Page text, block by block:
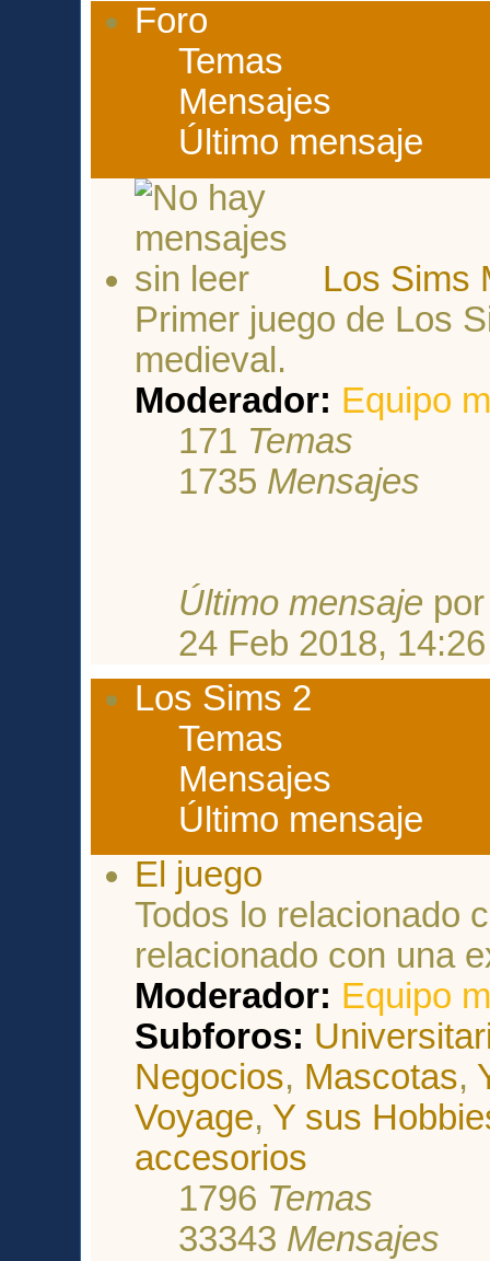
Foro
Temas
Mensajes
Último mensaje
Los Sims
Primer juego de Los
medieval.
Moderador: Equipo
171 Temas
1735 Mensajes
Último mensaje
24 Feb 2018, 14:26
Los Sims 2
Temas
Mensajes
Último mensaje
El juego
Todos lo relacionado
relacionado con una
Moderador: Equipo
Subforos:
Negocios, Mascotas,
Voyage, Y sus
accesorios
1796 Temas
33343 Mensajes